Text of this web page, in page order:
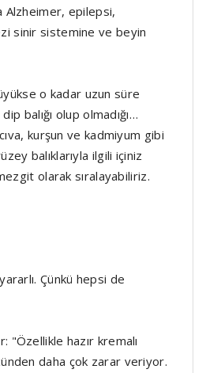
Alzheimer, epilepsi,
sinir sistemine ve beyin
o kadar uzun süre
balığı olup olmadığı…
kurşun ve kadmiyum gibi
balıklarıyla ilgili içiniz
olarak sıralayabiliriz.
Çünkü hepsi de
"Özellikle hazır kremalı
daha çok zarar veriyor.